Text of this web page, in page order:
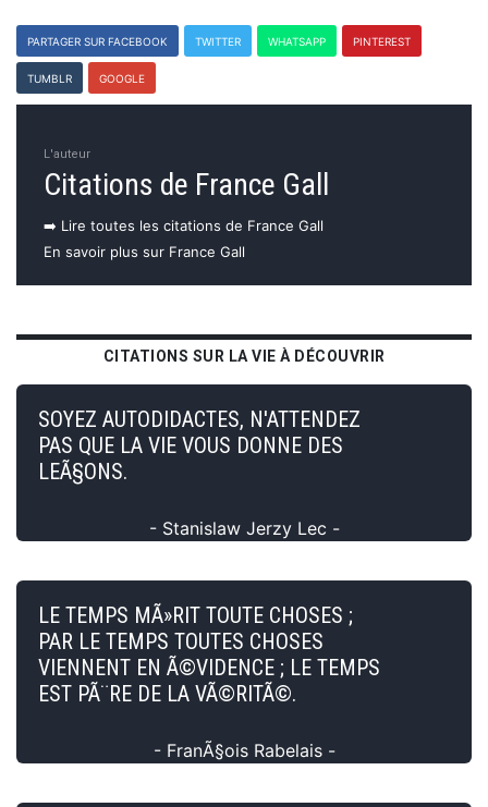
PARTAGER SUR FACEBOOK TWITTER WHATSAPP PINTEREST
TUMBLR GOOGLE
L'auteur
Citations de France Gall
➡️ Lire toutes les citations de France Gall
En savoir plus sur France Gall
CITATIONS SUR LA VIE À DÉCOUVRIR
SOYEZ AUTODIDACTES, N'ATTENDEZ
PAS QUE LA VIE VOUS DONNE DES
LEÃ§ONS.
- Stanislaw Jerzy Lec -
LE TEMPS MÃ»RIT TOUTE CHOSES ;
PAR LE TEMPS TOUTES CHOSES
VIENNENT EN Ã©VIDENCE ; LE TEMPS
EST PÃ¨RE DE LA VÃ©RITÃ©.
- FranÃ§ois Rabelais -